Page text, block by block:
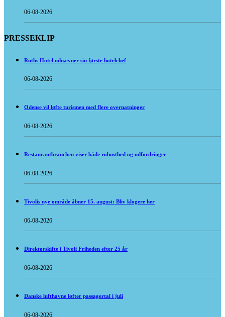
06-08-2026
PRESSEKLIP
Ruths Hotel udnævner sin første hotelchef
06-08-2026
Odense vil løfte turismen med flere overnatninger
06-08-2026
Restaurantbranchen viser både robusthed og udfordringer
06-08-2026
Tivolis nye område åbner 15. august: Bliv klogere her
06-08-2026
Direktørskifte i Tivoli Friheden efter 25 år
06-08-2026
Danske lufthavne løfter passagertal i juli
06-08-2026